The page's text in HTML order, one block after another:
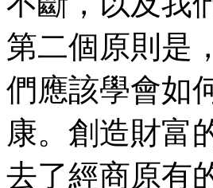
第二個原則是
們應該學會如
康。創造財富
去了經商原有